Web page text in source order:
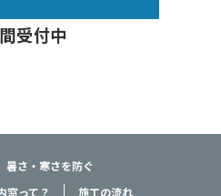
受付中
暑さ・寒さを防ぐ
窓って？ 施工の流れ